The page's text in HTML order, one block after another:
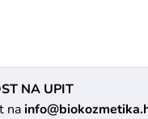
NA UPIT
na